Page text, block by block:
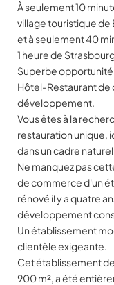
À seulement 10
village touristique de
et à seulement 40
1 heure de
Superbe opportunité
Hôtel-Restaurant
développement.
Vous êtes à la
restauration unique,
dans un cadre
Ne manquez pas
de commerce d'un
rénové il y a quatre
développement
Un établissement
clientèle exigeante.
Cet établissement
900 m², a été